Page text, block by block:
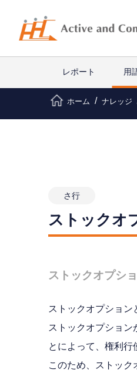
レポート 用
ホーム ナレッジ
さ行
ストックオ
ストックオプ
ストックオプション
ストックオプショ
とによって、権利行
このため、ストック